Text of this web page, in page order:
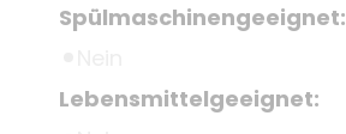
Spülmaschinengeeignet:
Lebensmittelgeeignet: